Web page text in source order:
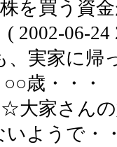
を買う資
2002-06-24
実家に帰
○○歳・・・
大家さん
ようで・